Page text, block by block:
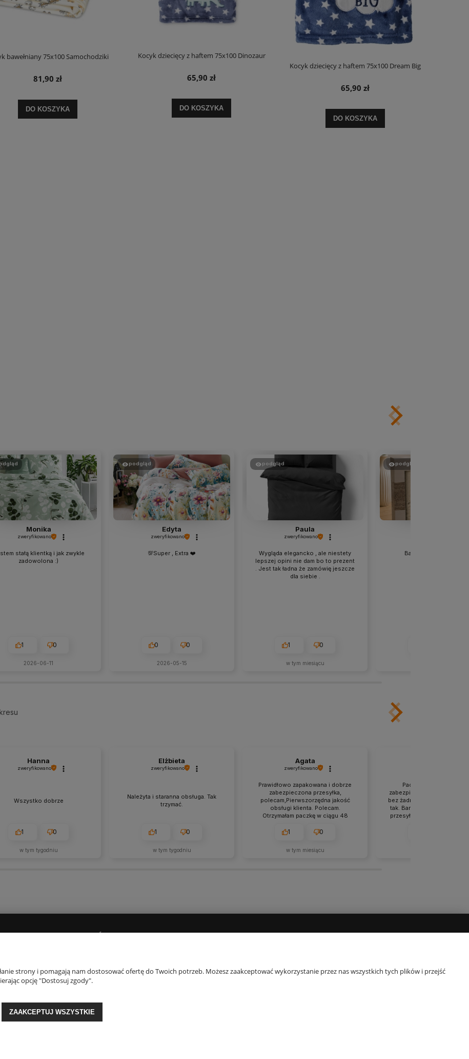
bawełniany 75x100 Samochodziki
81,90 zł
DO KOSZYKA
Kocyk dziecięcy z haftem 75x100 Dinozaur
65,90 zł
DO KOSZYKA
Kocyk dziecięcy z haftem 75x100 Dream Big
65,90 zł
DO KOSZYKA
Monika
zweryfikowano
stałą klientką i jak zwykle
zadowolona :)
1 0
2026-06-11
podgląd
Edyta
zweryfikowano
💯Super , Extra ❤️
0 0
2026-05-15
podgląd
Paula
zweryfikowano
Wygląda elegancko , ale niestety
lepszej opini nie dam bo to prezent
. Jest tak ładna że zamówię jeszcze
dla siebie .
1 0
w tym miesiącu
podgląd
Bardzo ładny komplet
Hanna
zweryfikowano
Wszystko dobrze
1 0
w tym tygodniu
Elżbieta
zweryfikowano
Należyta i staranna obsługa. Tak
trzymać.
1 0
w tym tygodniu
Agata
zweryfikowano
Prawidłowo zapakowana i dobrze
zabezpieczona przesyłka,
polecam,Pierwszorzędna jakość
obsługi klienta. Polecam.
Otrzymałam paczkę w ciągu 48
Konkurencja powinna brać przykład.
1 0
w tym miesiącu
Paczka była
zabezpieczona. Szybko,
bez żadnych problemów.
tak. Bardzo sprawnie
przesyłka.Bardzo szybka
Dostawy i płatności
Czas realizacji zamówienia
Kontakt i dane firmy
Komplety pościeli
strony i pomagają nam dostosować ofertę do Twoich potrzeb. Możesz zaakceptować wykorzystanie przez nas wszystkich tych plików i przejść
opcję "Dostosuj zgody".
ZAAKCEPTUJ WSZYSTKIE